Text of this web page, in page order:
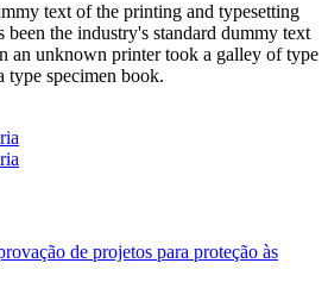
text of the printing and typesetting
the industry's standard dummy text
an unknown printer took a galley of type
type specimen book.